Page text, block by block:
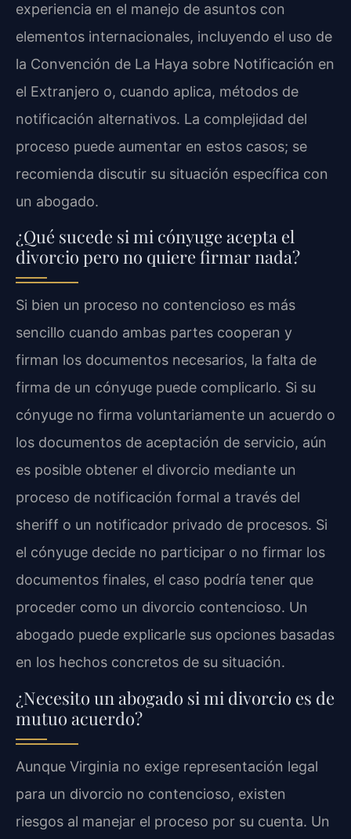
experiencia en el manejo de asuntos con
elementos internacionales, incluyendo el uso de
la Convención de La Haya sobre Notificación en
el Extranjero o, cuando aplica, métodos de
notificación alternativos. La complejidad del
proceso puede aumentar en estos casos; se
recomienda discutir su situación específica con
un abogado.
¿Qué sucede si mi cónyuge acepta el
divorcio pero no quiere firmar nada?
Si bien un proceso no contencioso es más
sencillo cuando ambas partes cooperan y
firman los documentos necesarios, la falta de
firma de un cónyuge puede complicarlo. Si su
cónyuge no firma voluntariamente un acuerdo o
los documentos de aceptación de servicio, aún
es posible obtener el divorcio mediante un
proceso de notificación formal a través del
sheriff o un notificador privado de procesos. Si
el cónyuge decide no participar o no firmar los
documentos finales, el caso podría tener que
proceder como un divorcio contencioso. Un
abogado puede explicarle sus opciones basadas
en los hechos concretos de su situación.
¿Necesito un abogado si mi divorcio es de
mutuo acuerdo?
Aunque Virginia no exige representación legal
para un divorcio no contencioso, existen
riesgos al manejar el proceso por su cuenta. Un